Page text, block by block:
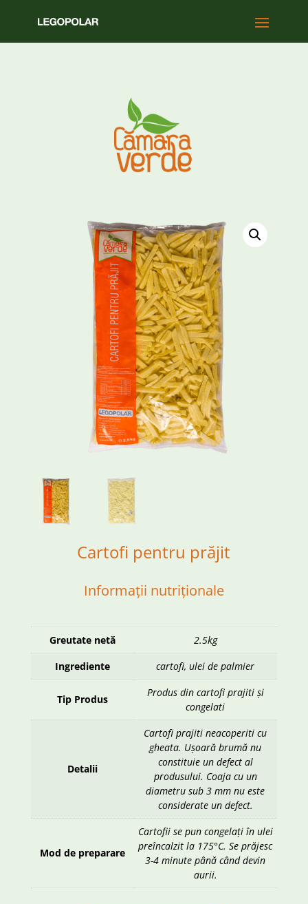
Cartofi pentru prăjit
Informații nutriționale
Greutate netă
2.5kg
Ingrediente
cartofi, ulei de palmier
Tip Produs
Produs din cartofi prajiti și
congelati
Detalii
Cartofi prajiti neacoperiti cu
gheata. Ușoară brumă nu
constituie un defect al
produsului. Coaja cu un
diametru sub 3 mm nu este
considerate un defect.
Mod de preparare
Cartofii se pun congelați în ulei
preîncalzit la 175°C. Se prăjesc
3-4 minute până când devin
aurii.